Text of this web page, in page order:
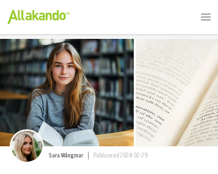
Sara Wångmar Publicerad 2024-02-29